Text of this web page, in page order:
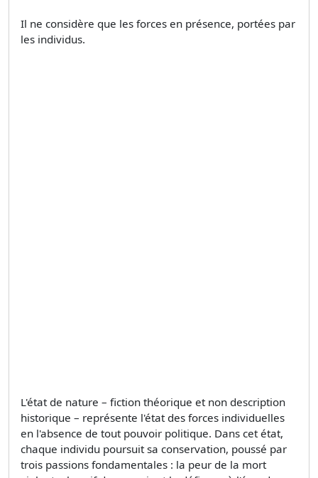
Il ne considère que les forces en présence, portées par
les individus.
L'état de nature – fiction théorique et non description
historique – représente l'état des forces individuelles
en l'absence de tout pouvoir politique. Dans cet état,
chaque individu poursuit sa conservation, poussé par
trois passions fondamentales : la peur de la mort